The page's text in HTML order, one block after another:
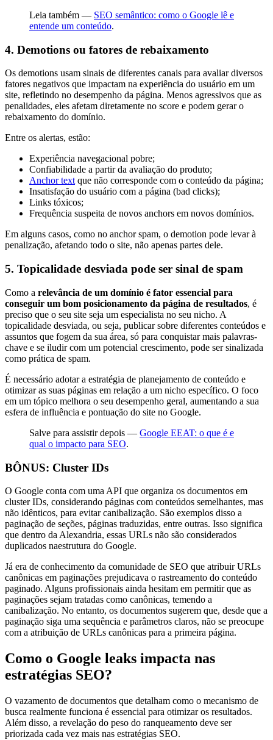
Leia também — SEO semântico: como o Google lê e
entende um conteúdo.
4. Demotions ou fatores de rebaixamento
Os demotions usam sinais de diferentes canais para avaliar diversos
fatores negativos que impactam na experiência do usuário em um
site, refletindo no desempenho da página. Menos agressivos que as
penalidades, eles afetam diretamente no score e podem gerar o
rebaixamento do domínio.
Entre os alertas, estão:
Experiência navegacional pobre;
Confiabilidade a partir da avaliação do produto;
Anchor textque não corresponde com o conteúdo da página;
Insatisfação do usuário com a página (bad clicks);
Links tóxicos;
Frequência suspeita de novos anchors em novos domínios.
Em alguns casos, como no anchor spam, o demotion pode levar à
penalização, afetando todo o site, não apenas partes dele.
5. Topicalidade desviada pode ser sinal de spam
Como a relevância de um domínio é fator essencial para
conseguir um bom posicionamento da página de resultados, é
preciso que o seu site seja um especialista no seu nicho. A
topicalidade desviada, ou seja, publicar sobre diferentes conteúdos e
assuntos que fogem da sua área, só para conquistar mais palavras-
chave e se iludir com um potencial crescimento, pode ser sinalizada
como prática de spam.
É necessário adotar a estratégia de planejamento de conteúdo e
otimizar as suas páginas em relação a um nicho específico. O foco
em um tópico melhora o seu desempenho geral, aumentando a sua
esfera de influência e pontuação do site no Google.
Salve para assistir depois — Google EEAT: o que é e
qual o impacto para SEO.
BÔNUS: Cluster IDs
O Google conta com uma API que organiza os documentos em
cluster IDs, considerando páginas com conteúdos semelhantes, mas
não idênticos, para evitar canibalização. São exemplos disso a
paginação de seções, páginas traduzidas, entre outras. Isso significa
que dentro da Alexandria, essas URLs não são considerados
duplicados naestrutura do Google.
Já era de conhecimento da comunidade de SEO que atribuir URLs
canônicas em paginações prejudicava o rastreamento do conteúdo
paginado. Alguns profissionais ainda hesitam em permitir que as
paginações sejam tratadas como canônicas, temendo a
canibalização. No entanto, os documentos sugerem que, desde que a
paginação siga uma sequência e parâmetros claros, não se preocupe
com a atribuição de URLs canônicas para a primeira página.
Como o Google leaks impacta nas
estratégias SEO?
O vazamento de documentos que detalham como o mecanismo de
busca realmente funciona é essencial para otimizar os resultados.
Além disso, a revelação do peso do ranqueamento deve ser
priorizada cada vez mais nas estratégias SEO.